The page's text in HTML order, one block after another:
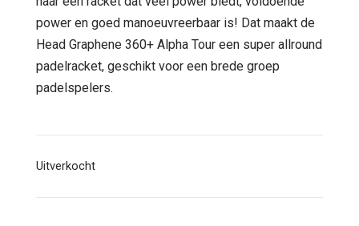
power en goed manoeuvreerbaar is! Dat maakt de
Head Graphene 360+ Alpha Tour een super allround
padelracket, geschikt voor een brede groep
padelspelers.
Uitverkocht